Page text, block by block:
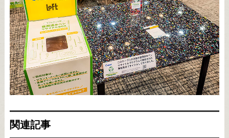
関連記事